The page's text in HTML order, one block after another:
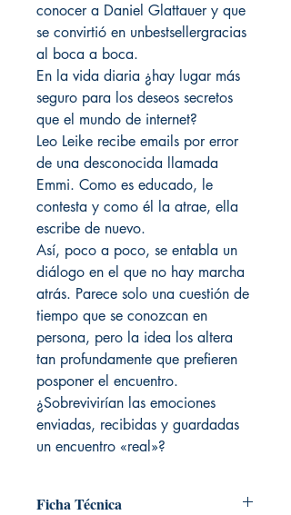
conocer a Daniel Glattauer y que
se convirtió en unbestsellergracias
al boca a boca.
En la vida diaria ¿hay lugar más
seguro para los deseos secretos
que el mundo de internet?
Leo Leike recibe emails por error
de una desconocida llamada
Emmi. Como es educado, le
contesta y como él la atrae, ella
escribe de nuevo.
Así, poco a poco, se entabla un
diálogo en el que no hay marcha
atrás. Parece solo una cuestión de
tiempo que se conozcan en
persona, pero la idea los altera
tan profundamente que prefieren
posponer el encuentro.
¿Sobrevivirían las emociones
enviadas, recibidas y guardadas
un encuentro «real»?
Ficha Técnica